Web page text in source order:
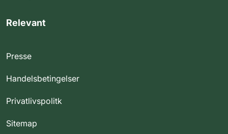
Relevant
Presse
Handelsbetingelser
Privatlivspolitk
Sitemap